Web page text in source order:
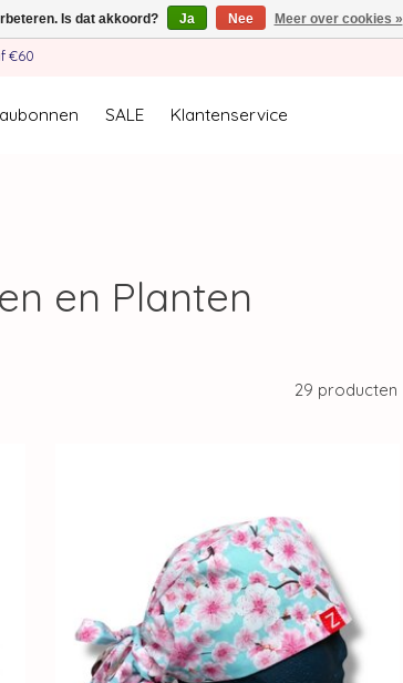
€60
SALE Klantenservice
en Planten
29 producten
Is dat akkoord? Ja Nee Meer over cookies »